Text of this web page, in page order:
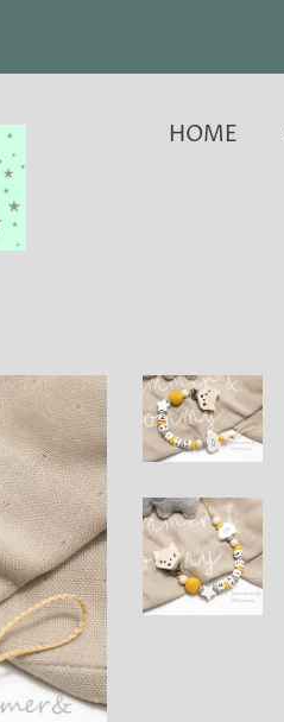
HOME